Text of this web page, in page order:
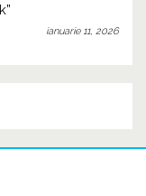
ianuarie 11, 2026